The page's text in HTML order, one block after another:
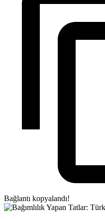
Bağlantı kopyalandı!